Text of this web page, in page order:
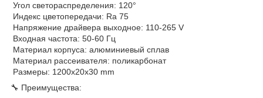
Угол светораспределения: 120°
Индекс цветопередачи: Ra 75
Напряжение драйвера выходное: 110-265 V
Входная частота: 50-60 Гц
Материал корпуса: алюминиевый сплав
Материал рассеивателя: поликарбонат
Размеры: 1200x20x30 mm
🔧 Преимущества: